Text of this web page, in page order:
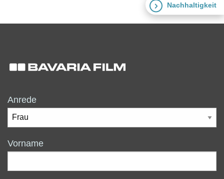
Nachhaltigkeit
Anrede
Vorname